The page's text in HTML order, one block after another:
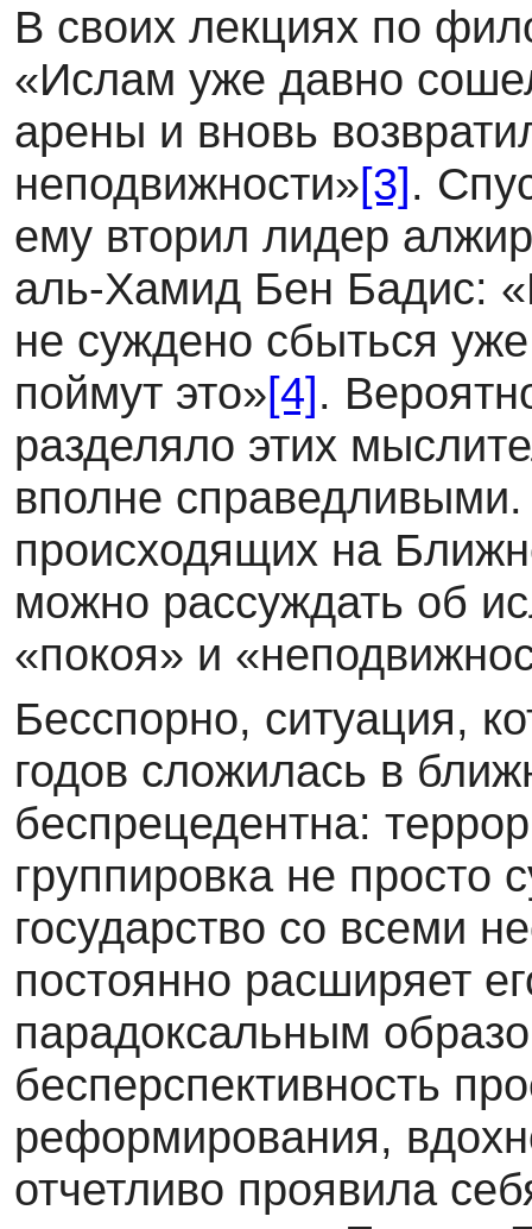
В своих лекциях по
«Ислам уже давно
арены и вновь
неподвижности»[3].
ему вторил лидер
аль-Хамид Бен Бадис:
не суждено сбыться
поймут это»[4].
разделяло этих
вполне
происходящих на
можно рассуждать об
«покоя» и
Бесспорно, ситуация,
годов сложилась в
беспрецедентна:
группировка не просто
государство со всеми
постоянно расширяет
парадоксальным
бесперспективность
реформирования,
отчетливо проявила